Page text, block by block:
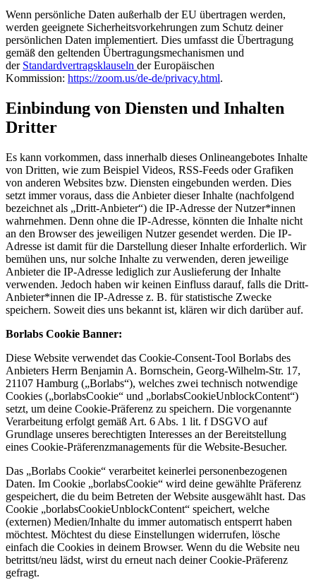
Wenn persönliche Daten außerhalb der EU übertragen werden,
werden geeignete Sicherheitsvorkehrungen zum Schutz deiner
persönlichen Daten implementiert. Dies umfasst die Übertragung
gemäß den geltenden Übertragungsmechanismen und
der Standardvertragsklauseln der Europäischen
Kommission: https://zoom.us/de-de/privacy.html.
Einbindung von Diensten und Inhalten
Dritter
Es kann vorkommen, dass innerhalb dieses Onlineangebotes Inhalte
von Dritten, wie zum Beispiel Videos, RSS-Feeds oder Grafiken
von anderen Websites bzw. Diensten eingebunden werden. Dies
setzt immer voraus, dass die Anbieter dieser Inhalte (nachfolgend
bezeichnet als „Dritt-Anbieter“) die IP-Adresse der Nutzer*innen
wahrnehmen. Denn ohne die IP-Adresse, könnten die Inhalte nicht
an den Browser des jeweiligen Nutzer gesendet werden. Die IP-
Adresse ist damit für die Darstellung dieser Inhalte erforderlich. Wir
bemühen uns, nur solche Inhalte zu verwenden, deren jeweilige
Anbieter die IP-Adresse lediglich zur Auslieferung der Inhalte
verwenden. Jedoch haben wir keinen Einfluss darauf, falls die Dritt-
Anbieter*innen die IP-Adresse z. B. für statistische Zwecke
speichern. Soweit dies uns bekannt ist, klären wir dich darüber auf.
Borlabs Cookie Banner:
Diese Website verwendet das Cookie-Consent-Tool Borlabs des
Anbieters Herrn Benjamin A. Bornschein, Georg-Wilhelm-Str. 17,
21107 Hamburg („Borlabs“), welches zwei technisch notwendige
Cookies („borlabsCookie“ und „borlabsCookieUnblockContent“)
setzt, um deine Cookie-Präferenz zu speichern. Die vorgenannte
Verarbeitung erfolgt gemäß Art. 6 Abs. 1 lit. f DSGVO auf
Grundlage unseres berechtigten Interesses an der Bereitstellung
eines Cookie-Präferenzmanagements für die Website-Besucher.
Das „Borlabs Cookie“ verarbeitet keinerlei personenbezogenen
Daten. Im Cookie „borlabsCookie“ wird deine gewählte Präferenz
gespeichert, die du beim Betreten der Website ausgewählt hast. Das
Cookie „borlabsCookieUnblockContent“ speichert, welche
(externen) Medien/Inhalte du immer automatisch entsperrt haben
möchtest. Möchtest du diese Einstellungen widerrufen, lösche
einfach die Cookies in deinem Browser. Wenn du die Website neu
betrittst/neu lädst, wirst du erneut nach deiner Cookie-Präferenz
gefragt.